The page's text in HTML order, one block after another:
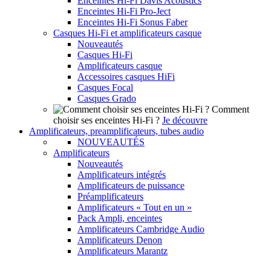
Enceintes Hi-Fi Pro-Ject
Enceintes Hi-Fi Sonus Faber
Casques Hi-Fi et amplificateurs casque
Nouveautés
Casques Hi-Fi
Amplificateurs casque
Accessoires casques HiFi
Casques Focal
Casques Grado
Comment
choisir ses enceintes Hi-Fi ? Je découvre
Amplificateurs, preamplificateurs, tubes audio
NOUVEAUTÉS
Amplificateurs
Nouveautés
Amplificateurs intégrés
Amplificateurs de puissance
Préamplificateurs
Amplificateurs « Tout en un »
Pack Ampli, enceintes
Amplificateurs Cambridge Audio
Amplificateurs Denon
Amplificateurs Marantz